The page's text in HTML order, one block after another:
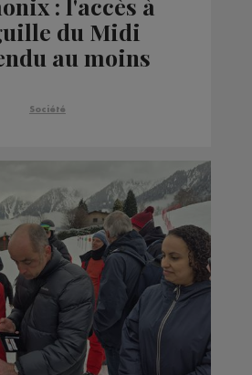
: l'accès à
du Midi
au moins
Société